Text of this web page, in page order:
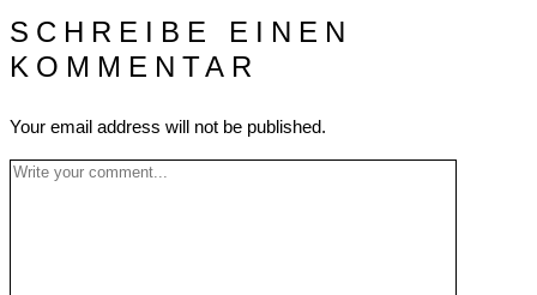
SCHREIBE EINEN
KOMMENTAR
Your email address will not be published.